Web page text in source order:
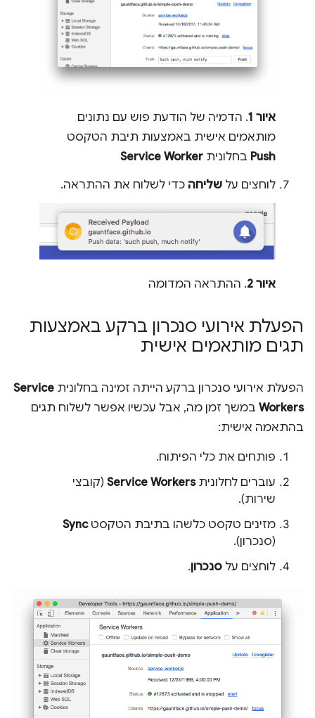
איור 1 . הדמיה של הודעת פוש עם נתונים
מותאמים אישית באמצעות תיבת הטקסט
Push בחלונית Service Worker
לוחצים על שליחה כדי לשלוח את ההתראה.
איור 2 . ההתראה המדומה
הפעלת אירועי סנכרון ברקע באמצעות
תגים מותאמים אישית
הפעלת אירועי סנכרון ברקע הייתה זמינה בחלונית Service
Workers במשך זמן מה, אבל עכשיו אפשר לשלוח תגים
בהתאמה אישית:
פותחים את כלי הפיתוח.
עוברים לחלוניתService Workers (קובצי
שירות).
מזינים טקסט כלשהו בתיבת הטקסטSync
(סנכרון).
לוחצים על סנכרון.